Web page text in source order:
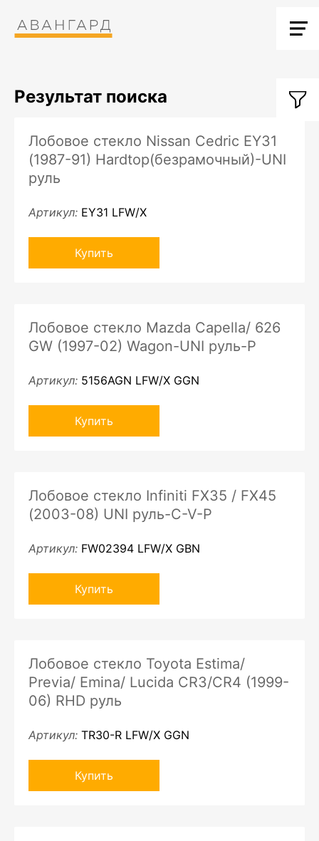
Результат поиска
Лобовое стекло Nissan Cedric EY31
(1987-91) Hardtop(безрамочный)-UNI
руль
Артикул: EY31 LFW/X
Купить
Лобовое стекло Mazda Capella/ 626
GW (1997-02) Wagon-UNI руль-P
Артикул: 5156AGN LFW/X GGN
Купить
Лобовое стекло Infiniti FX35 / FX45
(2003-08) UNI руль-C-V-P
Артикул: FW02394 LFW/X GBN
Купить
Лобовое стекло Toyota Estima/
Previa/ Emina/ Lucida CR3/CR4 (1999-
06) RHD руль
Артикул: TR30-R LFW/X GGN
Купить